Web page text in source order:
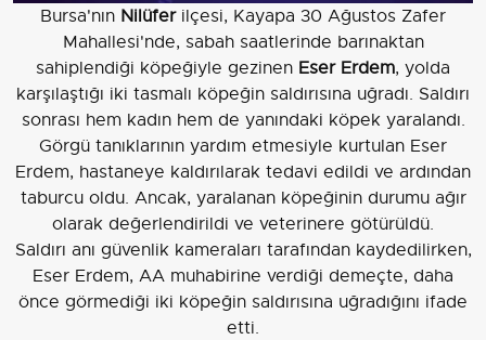
Bursa'nın Nilüferilçesi, Kayapa 30 Ağustos Zafer
Mahallesi'nde, sabah saatlerinde barınaktan
sahiplendiği köpeğiyle gezinen Eser Erdem, yolda
karşılaştığı iki tasmalı köpeğin saldırısına uğradı. Saldırı
sonrası hem kadın hem de yanındaki köpek yaralandı.
Görgü tanıklarının yardım etmesiyle kurtulan Eser
Erdem, hastaneye kaldırılarak tedavi edildi ve ardından
taburcu oldu. Ancak, yaralanan köpeğinin durumu ağır
olarak değerlendirildi ve veterinere götürüldü.
Saldırı anı güvenlik kameraları tarafından kaydedilirken,
Eser Erdem, AA muhabirine verdiği demeçte, daha
önce görmediği iki köpeğin saldırısına uğradığını ifade
etti.